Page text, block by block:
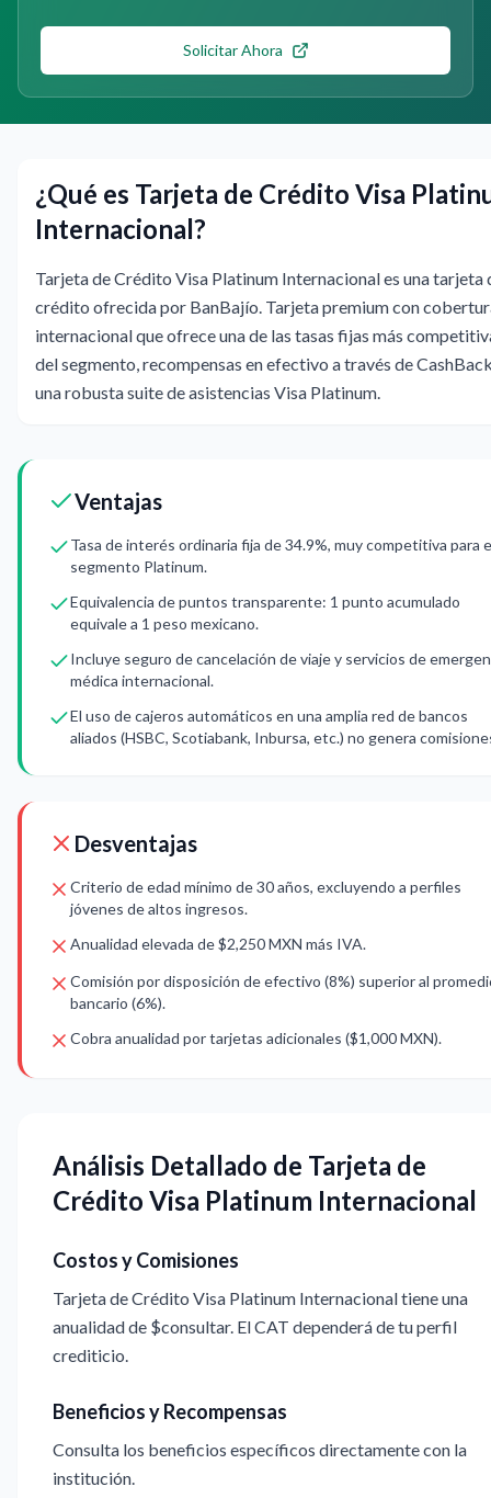
Solicitar Ahora
¿Qué es Tarjeta de Crédito Visa
Internacional?
Tarjeta de Crédito Visa Platinum Internacional es una tarjeta
crédito ofrecida por BanBajío. Tarjeta premium con
internacional que ofrece una de las tasas fijas más
del segmento, recompensas en efectivo a través de
una robusta suite de asistencias Visa Platinum.
Ventajas
Tasa de interés ordinaria fija de 34.9%, muy competitiva para
segmento Platinum.
Equivalencia de puntos transparente: 1 punto acumulado
equivale a 1 peso mexicano.
Incluye seguro de cancelación de viaje y servicios de
médica internacional.
El uso de cajeros automáticos en una amplia red de bancos
aliados (HSBC, Scotiabank, Inbursa, etc.) no genera
Desventajas
Criterio de edad mínimo de 30 años, excluyendo a perfiles
jóvenes de altos ingresos.
Anualidad elevada de $2,250 MXN más IVA.
Comisión por disposición de efectivo (8%) superior al
bancario (6%).
Cobra anualidad por tarjetas adicionales ($1,000 MXN).
Análisis Detallado de Tarjeta de
Crédito Visa Platinum Internacional
Costos y Comisiones
Tarjeta de Crédito Visa Platinum Internacional tiene una
anualidad de $consultar. El CAT dependerá de tu perfil
crediticio.
Beneficios y Recompensas
Consulta los beneficios específicos directamente con la
institución.